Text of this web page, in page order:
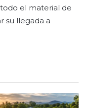
el material de
su llegada a